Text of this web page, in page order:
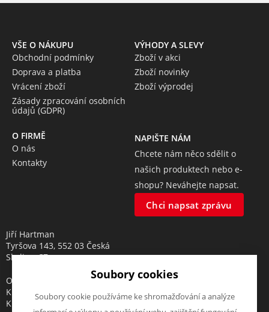
VŠE O NÁKUPU
Obchodní podmínky
Doprava a platba
Vrácení zboží
Zásady zpracování osobních
údajů (GDPR)
VÝHODY A SLEVY
Zboží v akci
Zboží novinky
Zboží výprodej
O FIRMĚ
O nás
Kontakty
NAPIŠTE NÁM
Chcete nám něco sdělit o
našich produktech nebo e-
shopu? Neváhejte napsat.
Chci napsat zprávu
Jiří Hartman
Tyršova 143, 552 03 Česká
Skalice, CZ
Obchodní rejstřík vedený u
Krajského soudu v Hradci
Králové, oddíl A, vložka 18553
Soubory cookies
Soubory cookie používáme ke shromažďování a analýze